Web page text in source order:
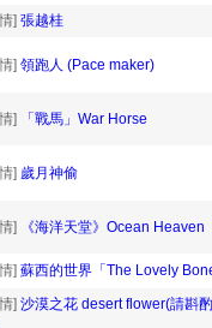
] 張越桂
] 領跑人 (Pace maker)
] 「戰馬」War Horse
] 歲月神偷
] 《海洋天堂》Ocean Heaven
] 蘇西的世界「The Lovely
] 沙漠之花 desert flower(請斟